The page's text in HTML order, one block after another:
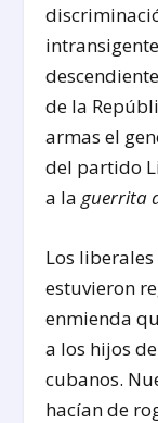
de la
armas el
del partido
a laguerrita
Los
estuvieron
enmienda
a los hijos
cubanos.
hacían de